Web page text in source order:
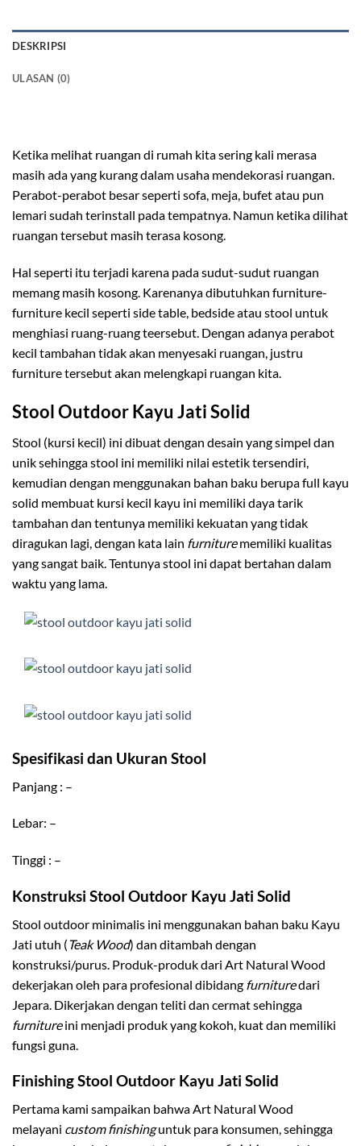
DESKRIPSI
ULASAN (0)
Ketika melihat ruangan di rumah kita sering kali merasa
masih ada yang kurang dalam usaha mendekorasi ruangan.
Perabot-perabot besar seperti sofa, meja, bufet atau pun
lemari sudah terinstall pada tempatnya. Namun ketika dilihat
ruangan tersebut masih terasa kosong.
Hal seperti itu terjadi karena pada sudut-sudut ruangan
memang masih kosong. Karenanya dibutuhkan furniture-
furniture kecil seperti side table, bedside atau stool untuk
menghiasi ruang-ruang teersebut. Dengan adanya perabot
kecil tambahan tidak akan menyesaki ruangan, justru
furniture tersebut akan melengkapi ruangan kita.
Stool Outdoor Kayu Jati Solid
Stool (kursi kecil) ini dibuat dengan desain yang simpel dan
unik sehingga stool ini memiliki nilai estetik tersendiri,
kemudian dengan menggunakan bahan baku berupa full kayu
solid membuat kursi kecil kayu ini memiliki daya tarik
tambahan dan tentunya memiliki kekuatan yang tidak
diragukan lagi, dengan kata lain furniturememiliki kualitas
yang sangat baik. Tentunya stool ini dapat bertahan dalam
waktu yang lama.
Spesifikasi dan Ukuran Stool
Panjang : –
Lebar: –
Tinggi : –
Konstruksi Stool Outdoor Kayu Jati Solid
Stool outdoor minimalis ini menggunakan bahan baku Kayu
Jati utuh (Teak Wood) dan ditambah dengan
konstruksi/purus. Produk-produk dari Art Natural Wood
dekerjakan oleh para profesional dibidang furnituredari
Jepara. Dikerjakan dengan teliti dan cermat sehingga
furnitureini menjadi produk yang kokoh, kuat dan memiliki
fungsi guna.
Finishing Stool Outdoor Kayu Jati Solid
Pertama kami sampaikan bahwa Art Natural Wood
melayani custom finishinguntuk para konsumen, sehingga